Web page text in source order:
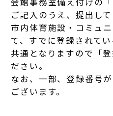
会館事務室備え付けの
ご記入のうえ、提出して
市内体育施設・コミュ
て、すでに登録されて
共通となりますので「
ださい。
なお、一部、登録番号
ございます。